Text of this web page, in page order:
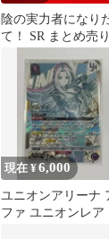
陰の実力者になり
て！ SR まとめ売り
リーナ
現在 ¥6,000
ユニオンアリーナ
ファ ユニオンレア